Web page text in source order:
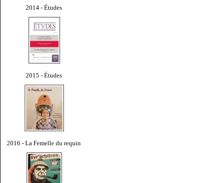
2014 - Études
2015 - Études
2016 - La Femelle du requin